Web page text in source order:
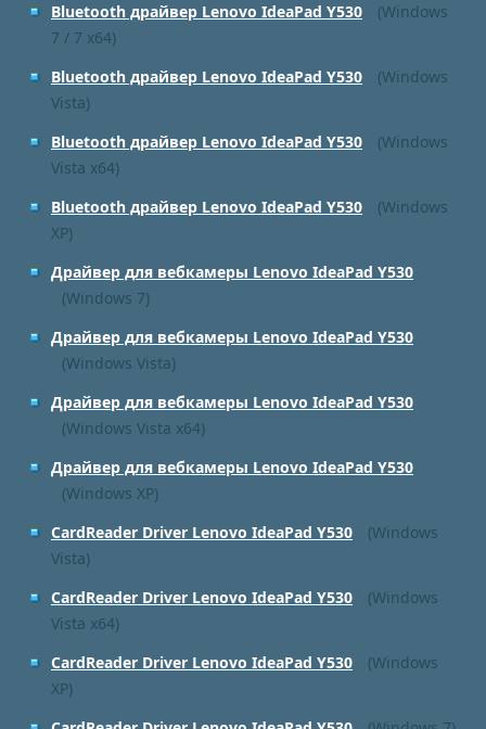
Bluetooth драйвер Lenovo IdeaPad Y530
(Windows
7 / 7 x64)
Bluetooth драйвер Lenovo IdeaPad Y530
(Windows
Vista)
Bluetooth драйвер Lenovo IdeaPad Y530
(Windows
Vista x64)
Bluetooth драйвер Lenovo IdeaPad Y530
(Windows
XP)
Драйвер для вебкамеры Lenovo IdeaPad Y530
(Windows 7)
Драйвер для вебкамеры Lenovo IdeaPad Y530
(Windows Vista)
Драйвер для вебкамеры Lenovo IdeaPad Y530
(Windows Vista x64)
Драйвер для вебкамеры Lenovo IdeaPad Y530
(Windows XP)
CardReader Driver Lenovo IdeaPad Y530
(Windows
Vista)
CardReader Driver Lenovo IdeaPad Y530
(Windows
Vista x64)
CardReader Driver Lenovo IdeaPad Y530
(Windows
XP)